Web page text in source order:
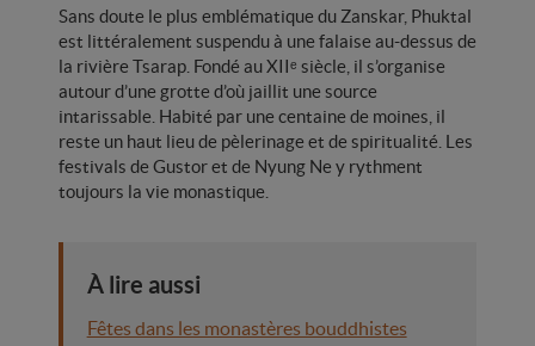
Sans doute le plus emblématique du Zanskar, Phuktal
est littéralement suspendu à une falaise au-dessus de
la rivière Tsarap. Fondé au XIIᵉ siècle, il s’organise
autour d’une grotte d’où jaillit une source
intarissable. Habité par une centaine de moines, il
reste un haut lieu de pèlerinage et de spiritualité. Les
festivals de Gustor et de Nyung Ne y rythment
toujours la vie monastique.
À lire aussi
Fêtes dans les monastères bouddhistes